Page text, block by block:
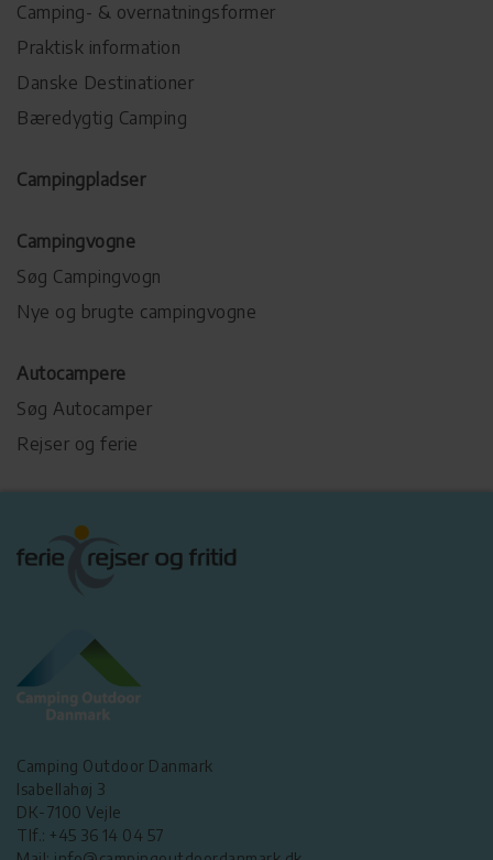
Camping- & overnatningsformer
Praktisk information
Danske Destinationer
Bæredygtig Camping
Campingpladser
Campingvogne
Søg Campingvogn
Nye og brugte campingvogne
Autocampere
Søg Autocamper
Rejser og ferie
Camping Outdoor Danmark
Isabellahøj 3
DK-7100 Vejle
Tlf.: +45 36 14 04 57